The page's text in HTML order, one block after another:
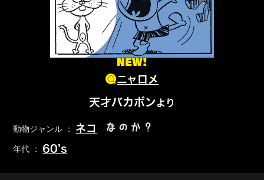
NEW!
ニャロメ
天才バカボンより
動物ジャンル ： ネコ なのか？
年代 ： 60’s